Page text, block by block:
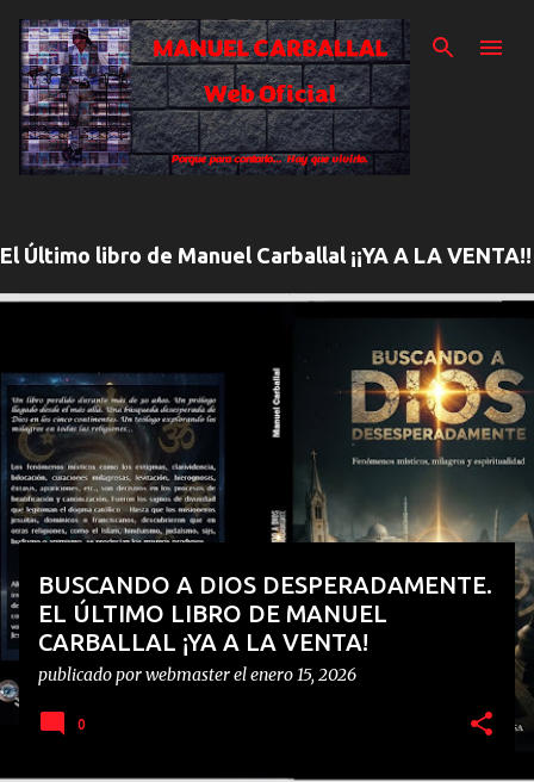
Ir al contenido
n
r
a
a
s
El Último libro de Manuel Carballal ¡¡YA A LA VENTA!!
BUSCANDO A DIOS DESPERADAMENTE.
EL ÚLTIMO LIBRO DE MANUEL
CARBALLAL ¡YA A LA VENTA!
publicado porwebmasterelenero 15, 2026
0